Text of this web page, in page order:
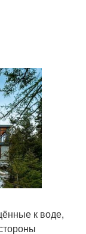
к воде,